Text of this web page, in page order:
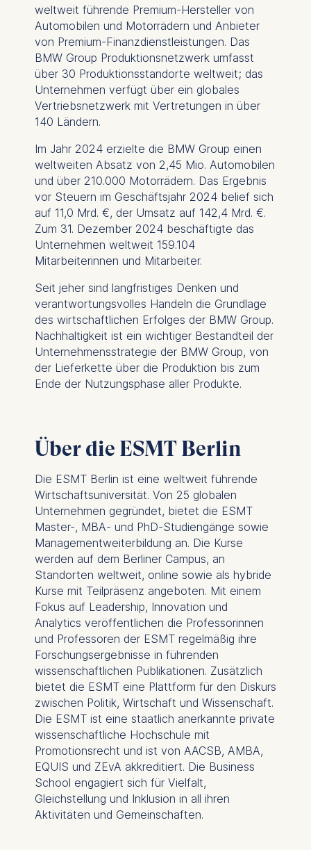
weltweit führende Premium-Hersteller von
Automobilen und Motorrädern und Anbieter
von Premium-Finanzdienstleistungen. Das
BMW Group Produktionsnetzwerk umfasst
über 30 Produktionsstandorte weltweit; das
Unternehmen verfügt über ein globales
Vertriebsnetzwerk mit Vertretungen in über
140 Ländern.
Im Jahr 2024 erzielte die BMW Group einen
weltweiten Absatz von 2,45 Mio. Automobilen
und über 210.000 Motorrädern. Das Ergebnis
vor Steuern im Geschäftsjahr 2024 belief sich
auf 11,0 Mrd. €, der Umsatz auf 142,4 Mrd. €.
Zum 31. Dezember 2024 beschäftigte das
Unternehmen weltweit 159.104
Mitarbeiterinnen und Mitarbeiter.
Seit jeher sind langfristiges Denken und
verantwortungsvolles Handeln die Grundlage
des wirtschaftlichen Erfolges der BMW Group.
Nachhaltigkeit ist ein wichtiger Bestandteil der
Unternehmensstrategie der BMW Group, von
der Lieferkette über die Produktion bis zum
Ende der Nutzungsphase aller Produkte.
Über die ESMT Berlin
Die ESMT Berlin ist eine weltweit führende
Wirtschaftsuniversität. Von 25 globalen
Unternehmen gegründet, bietet die ESMT
Master-, MBA- und PhD-Studiengänge sowie
Managementweiterbildung an. Die Kurse
werden auf dem Berliner Campus, an
Standorten weltweit, online sowie als hybride
Kurse mit Teilpräsenz angeboten. Mit einem
Fokus auf Leadership, Innovation und
Analytics veröffentlichen die Professorinnen
und Professoren der ESMT regelmäßig ihre
Forschungsergebnisse in führenden
wissenschaftlichen Publikationen. Zusätzlich
bietet die ESMT eine Plattform für den Diskurs
zwischen Politik, Wirtschaft und Wissenschaft.
Die ESMT ist eine staatlich anerkannte private
wissenschaftliche Hochschule mit
Promotionsrecht und ist von AACSB, AMBA,
EQUIS und ZEvA akkreditiert. Die Business
School engagiert sich für Vielfalt,
Gleichstellung und Inklusion in all ihren
Aktivitäten und Gemeinschaften.
We use cookies for the
following purposes:
Analyzing website
usage
Improving our services
Marketing and
The following types of data
may be processed:
IP address
Device information
User behavior
The storage duration of
cookies varies depending
on the cookie and is a
maximum of 24 months.
The legal basis for
processing is Legitimate
Interest (Art. 6(1)(f)) GDPR
and your consent pursuant
to Article 6(1)(a) GDPR.
without providing a reason.
This can be done via the
consent banner available at
the bottom of the screen.
For more information,
please see ourPrivacy
Policy
and Legal Notice.
Essential
Cookies that are required
for basic website
functionality.
Cookies contained in
this category are:
Marketing
Cookies that help us to
provide more relevant
advertisement banners.
Cookies contained in
this category are:
Statistics